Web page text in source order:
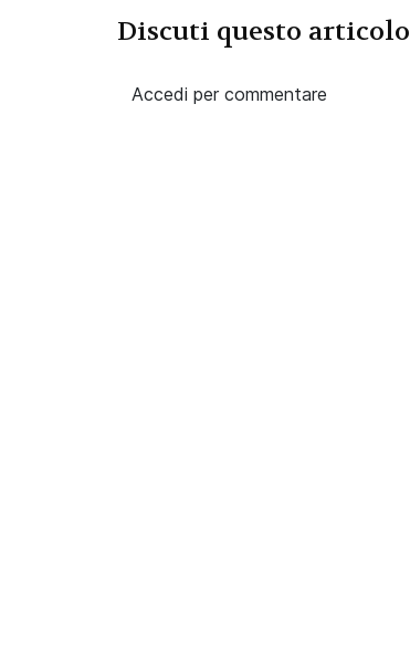
Discuti questo articolo
Accedi per commentare